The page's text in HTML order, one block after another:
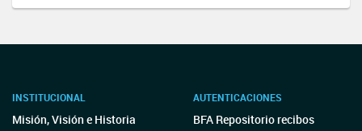
INSTITUCIONAL
Misión, Visión e Historia
AUTENTICACIONES
BFA Repositorio recibos